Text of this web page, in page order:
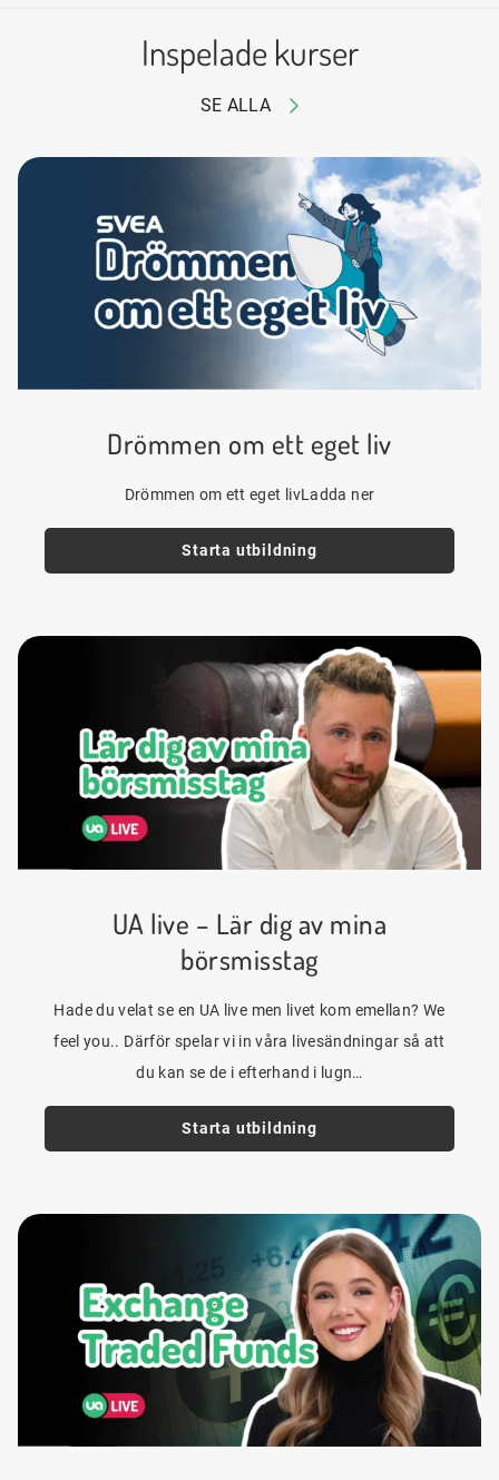
Inspelade kurser
SE ALLA
Drömmen om ett eget liv
Drömmen om ett eget livLadda ner
Starta utbildning
UA live – Lär dig av mina
börsmisstag
Hade du velat se en UA live men livet kom emellan? We
feel you.. Därför spelar vi in våra livesändningar så att
du kan se de i efterhand i lugn…
Starta utbildning